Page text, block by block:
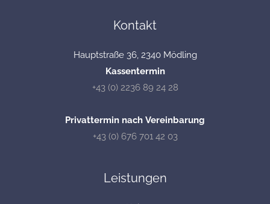
Kontakt
Hauptstraße 36, 2340 Mödling
Kassentermin
+43 (0) 2236 89 24 28
Privattermin nach Vereinbarung
+43 (0) 676 701 42 03
Leistungen